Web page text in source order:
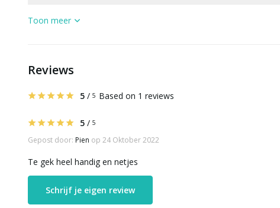
Toon meer
Reviews
5 / 5 Based on 1 reviews
5 / 5
Gepost door: Pien op 24 Oktober 2022
Te gek heel handig en netjes
Schrijf je eigen review